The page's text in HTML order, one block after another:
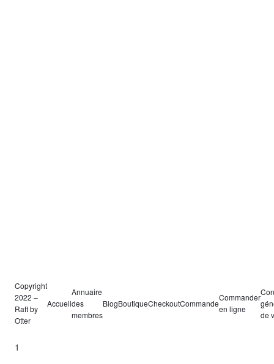
Copyright
2022 –
Raft by
Otter
Accueil
Annuaire
des
membres
BlogBoutiqueCheckoutCommande
Commander
en ligne
de
1